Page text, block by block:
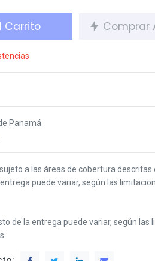
Carrito Comprar
Panamá
ujeto a las áreas de cobertura
puede variar, según las
de la entrega puede variar, según las